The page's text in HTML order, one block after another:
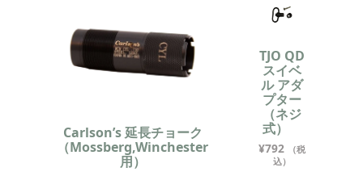
Carlson’s 延長チョーク
（Mossberg,Winchester
用）
TJO QD
スイベ
ル アダ
プター
（ネジ
式）
¥792
（税
込）